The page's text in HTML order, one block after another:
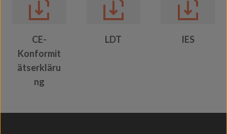
CE-
Konformit
ätserkläru
ng
LDT IES